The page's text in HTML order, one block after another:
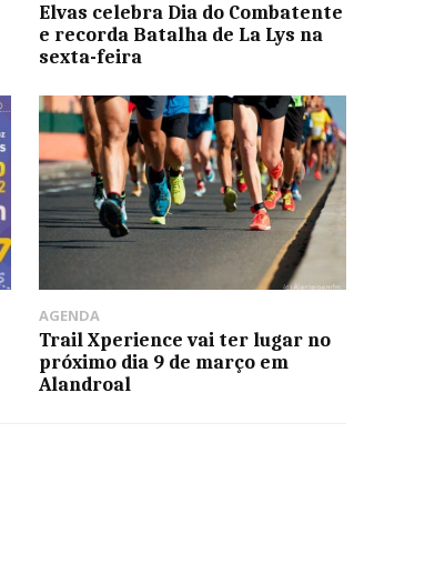
Elvas celebra Dia do Combatente
e recorda Batalha de La Lys na
sexta-feira
AGENDA
Trail Xperience vai ter lugar no
próximo dia 9 de março em
Alandroal